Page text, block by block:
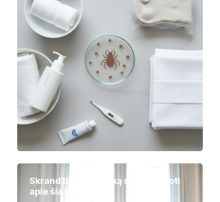
Skrandžio atrofija: ką svarbu žinoti
apie šią būklę